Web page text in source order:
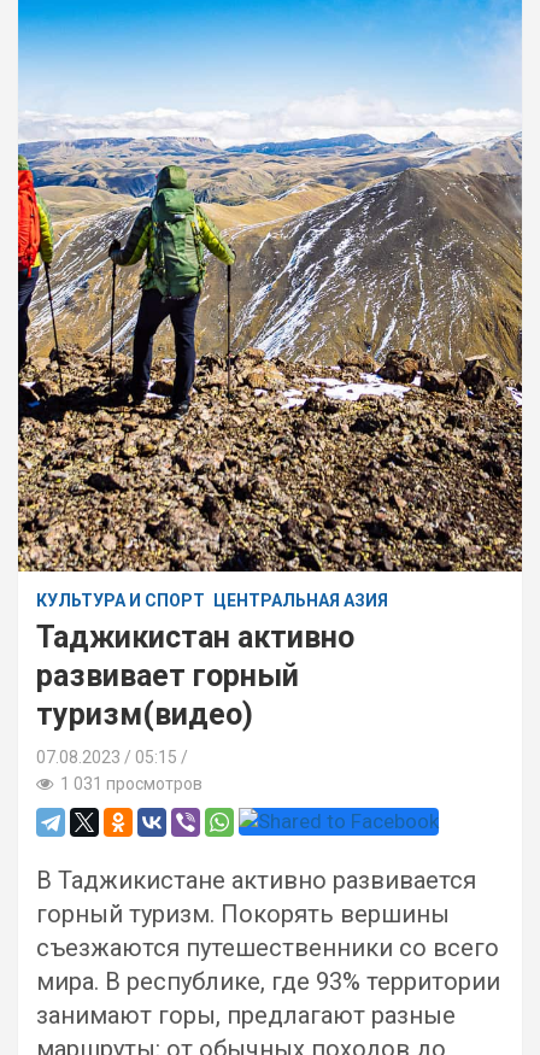
КУЛЬТУРА И СПОРТ ЦЕНТРАЛЬНАЯ АЗИЯ
Таджикистан активно
развивает горный
туризм(видео)
07.08.2023
05:15 /
1 031 просмотров
В Таджикистане активно развивается
горный туризм. Покорять вершины
съезжаются путешественники со всего
мира. В республике, где 93% территории
занимают горы, предлагают разные
маршруты: от обычных походов до